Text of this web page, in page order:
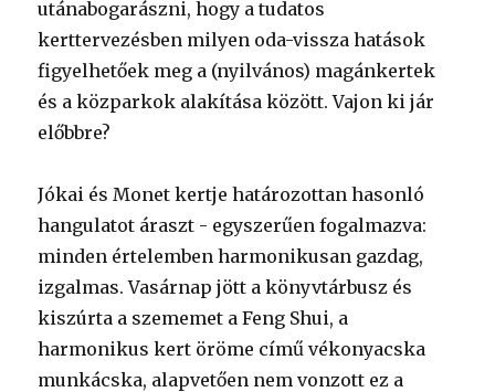
utánabogarászni, hogy a tudatos
kerttervezésben milyen oda-vissza hatások
figyelhetőek meg a (nyilvános) magánkertek
és a közparkok alakítása között. Vajon ki jár
előbbre?
Jókai és Monet kertje határozottan hasonló
hangulatot áraszt - egyszerűen fogalmazva:
minden értelemben harmonikusan gazdag,
izgalmas. Vasárnap jött a könyvtárbusz és
kiszúrta a szememet a Feng Shui, a
harmonikus kert öröme című vékonyacska
munkácska, alapvetően nem vonzott ez a